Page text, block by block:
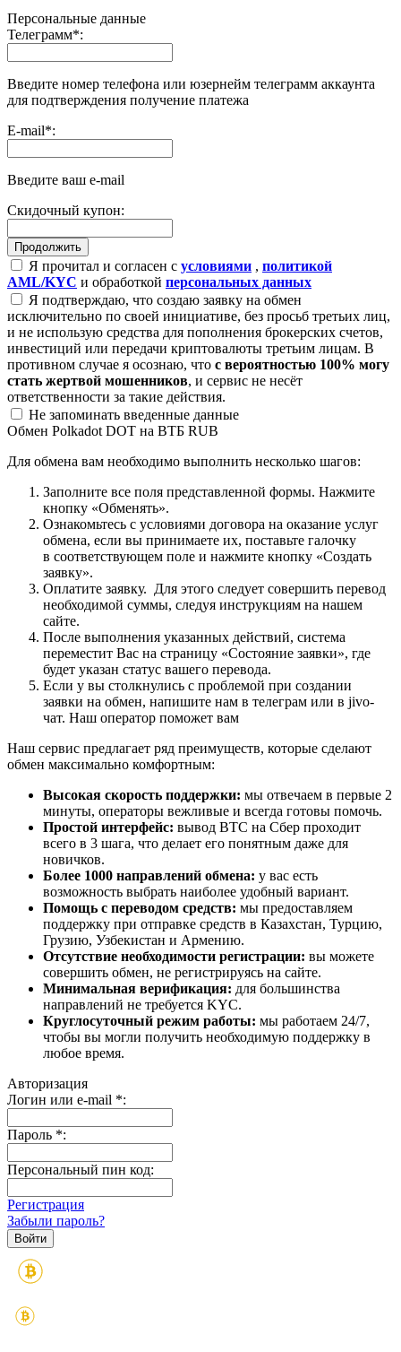
Персональные данные
Телеграмм*:
Введите номер телефона или юзернейм телеграмм аккаунта
для подтверждения получение платежа
E-mail*:
Введите ваш e-mail
Скидочный купон:
Я прочитал и согласен с условиями , политикой
AML/KYC и обработкой персональных данных
Я подтверждаю, что создаю заявку на обмен
исключительно по своей инициативе, без просьб третьих лиц,
и не использую средства для пополнения брокерских счетов,
инвестиций или передачи криптовалюты третьим лицам. В
противном случае я осознаю, что с вероятностью 100% могу
стать жертвой мошенников, и сервис не несёт
ответственности за такие действия.
Не запоминать введенные данные
Обмен Polkadot DOT на ВТБ RUB
Для обмена вам необходимо выполнить несколько шагов:
Заполните все поля представленной формы. Нажмите
кнопку «Обменять».
Ознакомьтесь с условиями договора на оказание услуг
обмена, если вы принимаете их, поставьте галочку
в соответствующем поле и нажмите кнопку «Создать
заявку».
Оплатите заявку. Для этого следует совершить перевод
необходимой суммы, следуя инструкциям на нашем
сайте.
После выполнения указанных действий, система
переместит Вас на страницу «Состояние заявки», где
будет указан статус вашего перевода.
Если у вы столкнулись с проблемой при создании
заявки на обмен, напишите нам в телеграм или в jivo-
чат. Наш оператор поможет вам
Наш сервис предлагает ряд преимуществ, которые сделают
обмен максимально комфортным:
Высокая скорость поддержки: мы отвечаем в первые 2
минуты, операторы вежливые и всегда готовы помочь.
Простой интерфейс: вывод BTC на Сбер проходит
всего в 3 шага, что делает его понятным даже для
новичков.
Более 1000 направлений обмена: у вас есть
возможность выбрать наиболее удобный вариант.
Помощь с переводом средств: мы предоставляем
поддержку при отправке средств в Казахстан, Турцию,
Грузию, Узбекистан и Армению.
Отсутствие необходимости регистрации: вы можете
совершить обмен, не регистрируясь на сайте.
Минимальная верификация: для большинства
направлений не требуется KYC.
Круглосуточный режим работы: мы работаем 24/7,
чтобы вы могли получить необходимую поддержку в
любое время.
Авторизация
Логин или e-mail *:
Пароль *:
Персональный пин код:
Регистрация
Забыли пароль?